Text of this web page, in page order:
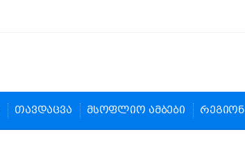
თავდაცვა მსოფლიო ამბები